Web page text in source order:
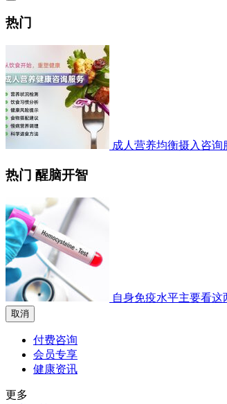
热门
成人营养均衡摄入咨询
热门 醒脑开智
自身免疫水平主要看
取消
付费咨询
会员专享
健康资讯
更多